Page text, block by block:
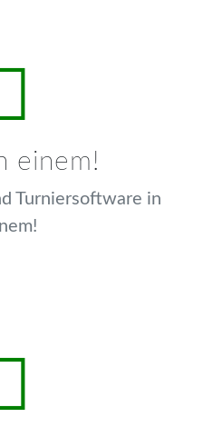
einem!
Turniersoftware in